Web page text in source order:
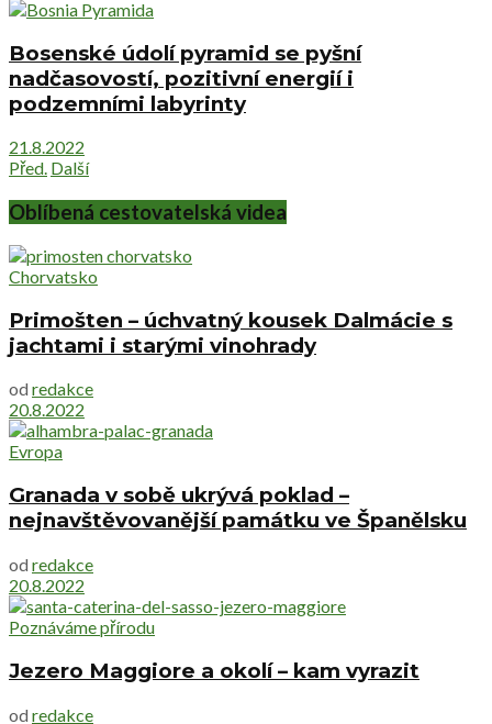
Bosenské údolí pyramid se pyšní
nadčasovostí, pozitivní energií i
podzemními labyrinty
21.8.2022
Před. Další
Oblíbená cestovatelská videa
Chorvatsko
Primošten – úchvatný kousek Dalmácie s
jachtami i starými vinohrady
od redakce
20.8.2022
Evropa
Granada v sobě ukrývá poklad –
nejnavštěvovanější památku ve Španělsku
od redakce
20.8.2022
Poznáváme přírodu
Jezero Maggiore a okolí – kam vyrazit
od redakce